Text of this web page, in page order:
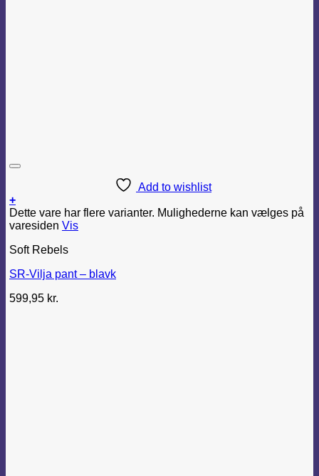
Add to wishlist
+
Dette vare har flere varianter. Mulighederne kan vælges på
varesiden Vis
Soft Rebels
SR-Vilja pant – blavk
599,95 kr.